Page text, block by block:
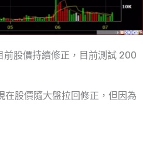
前股價持續修正，目前測試 200
在股價隨大盤拉回修正，但因為